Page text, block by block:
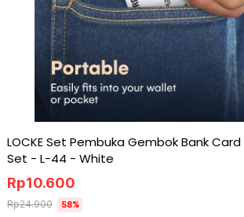
LOCKE Set Pembuka Gembok Bank
Set - L-44 - White
Rp10.600
Rp24.900 58%